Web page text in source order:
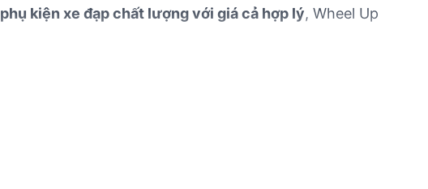
phụ kiện xe đạp chất lượng với giá cả hợp lý, Wheel Up